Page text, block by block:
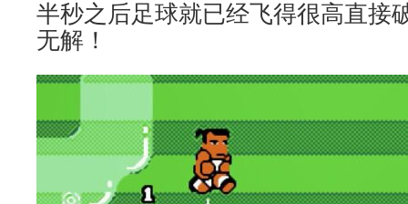
半秒之后足球就已经飞得很高直接
无解！